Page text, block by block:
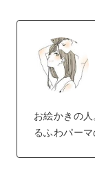
お絵かきの
るふわパー